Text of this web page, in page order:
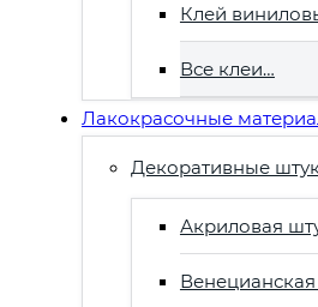
Клей
Все клеи…
Лакокрасочные
Декоративные
Акриловая